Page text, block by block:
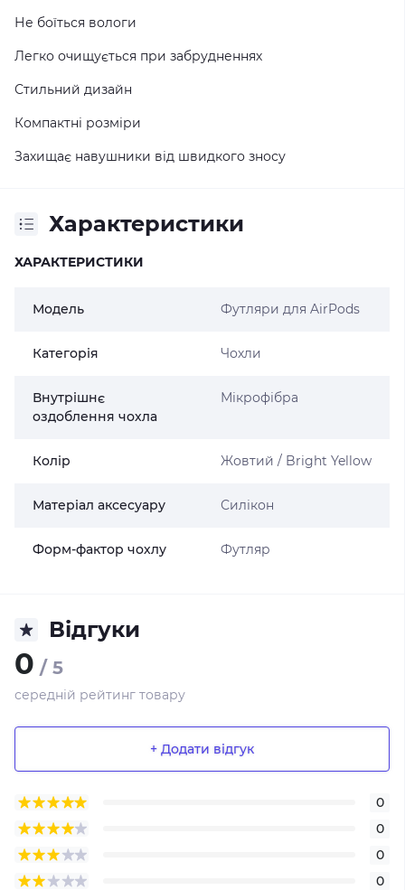
Не боїться вологи
Легко очищується при забрудненнях
Стильний дизайн
Компактні розміри
Захищає навушники від швидкого зносу
Характеристики
ХАРАКТЕРИСТИКИ
Модель Футляри для AirPods
Категорія Чохли
Внутрішнє
оздоблення чохла
Мікрофібра
Колір Жовтий / Bright Yellow
Матеріал аксесуару Силікон
Форм-фактор чохлу Футляр
Відгуки
0 / 5
середній рейтинг товару
+ Додати відгук
0
0
0
0